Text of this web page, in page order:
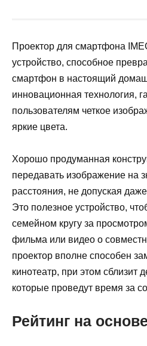
Проектор для смартфона
устройство, способное
смартфон в настоящий
инновационная технология,
пользователям четкое
яркие цвета.
Хорошо продуманная
передавать изображение на
расстояния, не допуская
Это полезное устройство,
семейном кругу за
фильма или видео о
проектор вполне способен
кинотеатр, при этом сблизит
которые проведут время за
Рейтинг на